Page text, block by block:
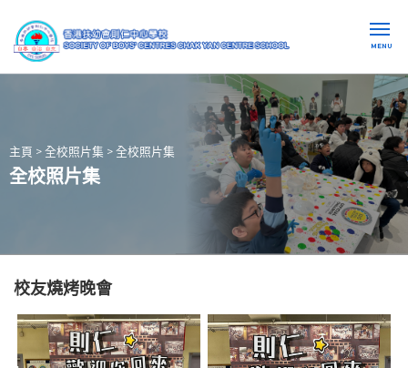
MENU
主頁 > 全校照片集 > 全校照片集
全校照片集
校友燒烤晚會